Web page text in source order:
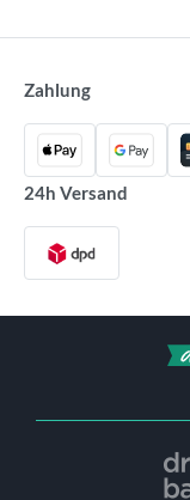
Zahlung
24h Versand